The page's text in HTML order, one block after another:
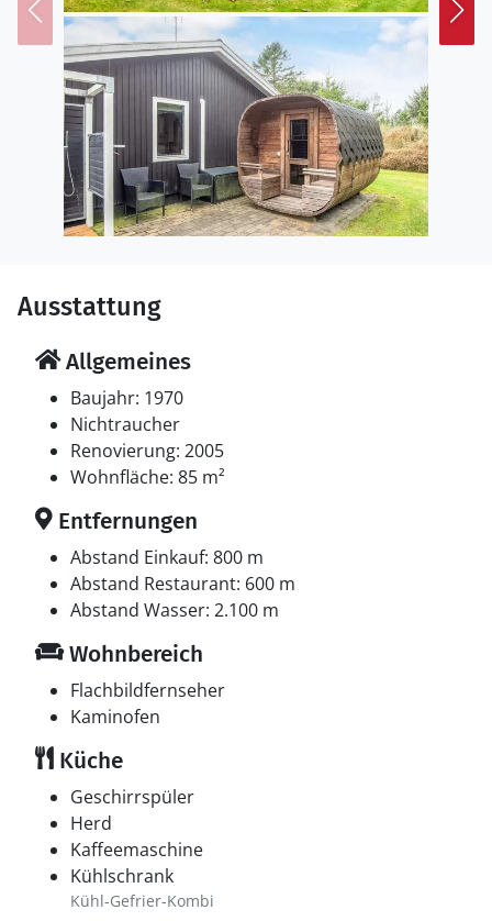
Ausstattung
Allgemeines
Baujahr: 1970
Nichtraucher
Renovierung: 2005
Wohnfläche: 85 m²
Entfernungen
Abstand Einkauf: 800 m
Abstand Restaurant: 600 m
Abstand Wasser: 2.100 m
Wohnbereich
Flachbildfernseher
Kaminofen
Küche
Geschirrspüler
Herd
Kaffeemaschine
Kühlschrank
Kühl-Gefrier-Kombi